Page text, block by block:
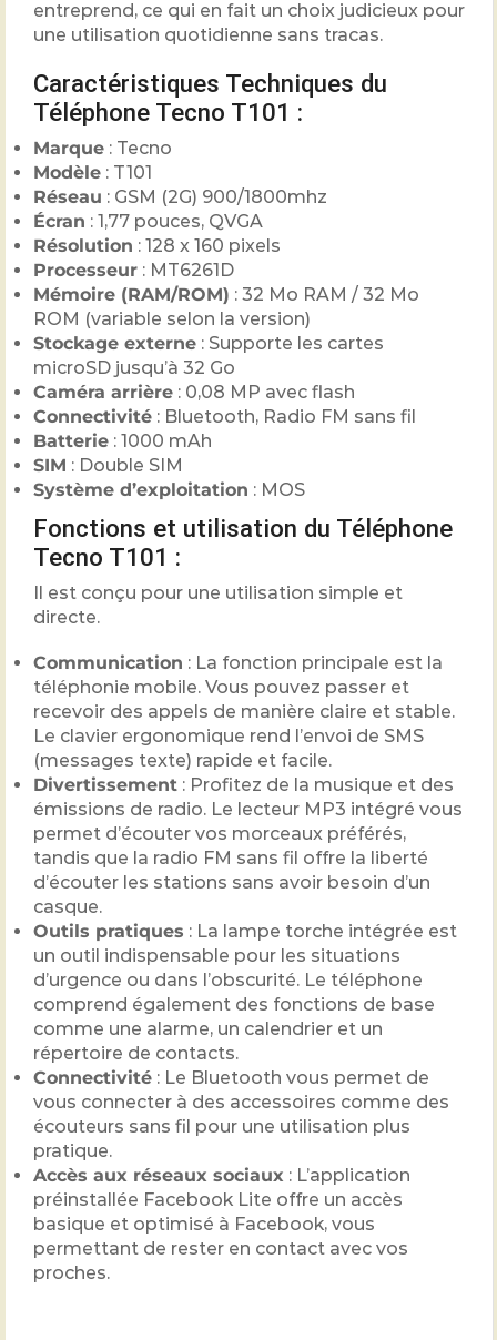
entreprend, ce qui en fait un choix judicieux pour
une utilisation quotidienne sans tracas.
Caractéristiques Techniques du
Téléphone Tecno T101 :
Marque : Tecno
Modèle : T101
Réseau : GSM (2G) 900/1800mhz
Écran : 1,77 pouces, QVGA
Résolution : 128 x 160 pixels
Processeur : MT6261D
Mémoire (RAM/ROM) : 32 Mo RAM / 32 Mo
ROM (variable selon la version)
Stockage externe : Supporte les cartes
microSD jusqu’à 32 Go
Caméra arrière : 0,08 MP avec flash
Connectivité : Bluetooth, Radio FM sans fil
Batterie : 1000 mAh
SIM : Double SIM
Système d’exploitation : MOS
Fonctions et utilisation du Téléphone
Tecno T101 :
Il est conçu pour une utilisation simple et
directe.
Communication : La fonction principale est la
téléphonie mobile. Vous pouvez passer et
recevoir des appels de manière claire et stable.
Le clavier ergonomique rend l’envoi de SMS
(messages texte) rapide et facile.
Divertissement : Profitez de la musique et des
émissions de radio. Le lecteur MP3 intégré vous
permet d’écouter vos morceaux préférés,
tandis que la radio FM sans fil offre la liberté
d’écouter les stations sans avoir besoin d’un
casque.
Outils pratiques : La lampe torche intégrée est
un outil indispensable pour les situations
d’urgence ou dans l’obscurité. Le téléphone
comprend également des fonctions de base
comme une alarme, un calendrier et un
répertoire de contacts.
Connectivité : Le Bluetooth vous permet de
vous connecter à des accessoires comme des
écouteurs sans fil pour une utilisation plus
pratique.
Accès aux réseaux sociaux : L’application
préinstallée Facebook Lite offre un accès
basique et optimisé à Facebook, vous
permettant de rester en contact avec vos
proches.